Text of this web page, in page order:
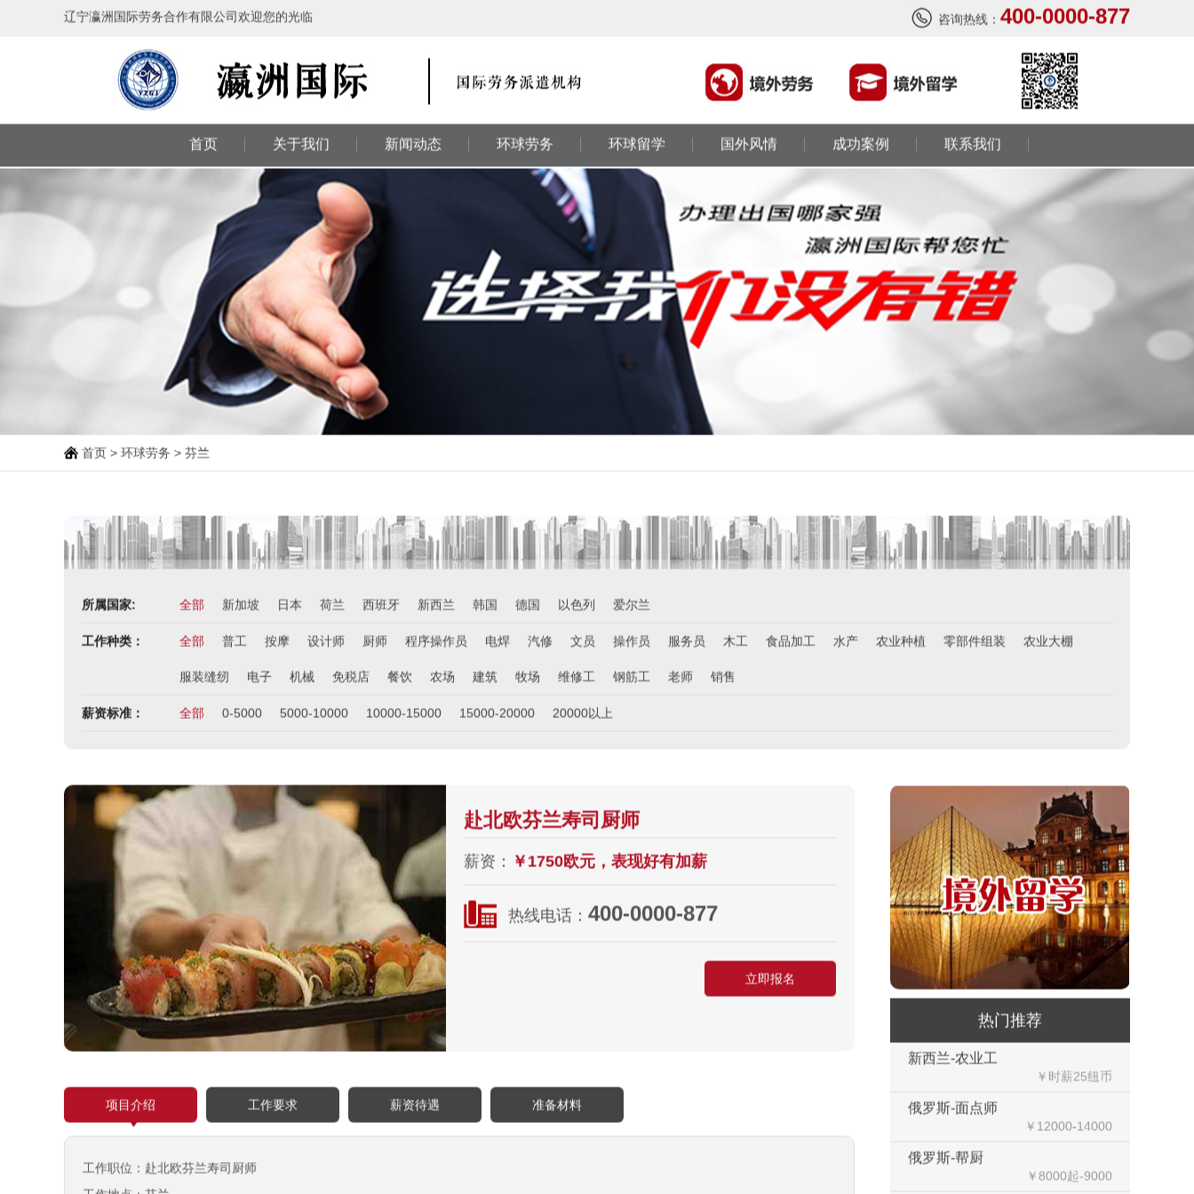
辽宁瀛洲国际劳务合作有限公司欢迎您的光临 咨询热线： 400-0000-877
首页 关于我们 新闻动态 环球劳务 环球留学 国外风情 成功案例 联系我们
首页 > 环球劳务 > 芬兰
所属国家: 全部 新加坡 日本 荷兰 西班牙 新西兰 韩国 德国 以色列 爱尔兰
工作种类： 全部 普工 按摩 设计师 厨师 程序操作员 电焊 汽修 文员 操作员 服务员 木工 食品加工 水产 农业种植 零部件组装 农业大棚
服装缝纫 电子 机械 免税店 餐饮 农场 建筑 牧场 维修工 钢筋工 老师 销售
薪资标准： 全部 0-5000 5000-10000 10000-15000 15000-20000 20000以上
赴北欧芬兰寿司厨师
薪资： ￥1750欧元，表现好有加薪
热线电话： 400-0000-877
立即报名
项目介绍 工作要求 薪资待遇 准备材料
工作职位：赴北欧芬兰寿司厨师
热门推荐
荷兰-中餐厨师
￥税后月薪2100欧
韩国-烤鸭师傅
￥260-350万韩币
新加坡-火锅店店长
￥3300-3666新（人民币1800-
20000）
韩国-免税店
￥220万+销售奖金
新西兰-农业工
￥时薪25纽币
俄罗斯-帮厨